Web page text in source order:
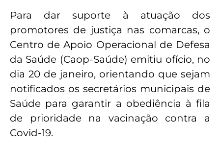
Para dar suporte à atuação dos
promotores de justiça nas comarcas, o
Centro de Apoio Operacional de Defesa
da Saúde (Caop-Saúde) emitiu ofício, no
dia 20 de janeiro, orientando que sejam
notificados os secretários municipais de
Saúde para garantir a obediência à fila
de prioridade na vacinação contra a
Covid-19.